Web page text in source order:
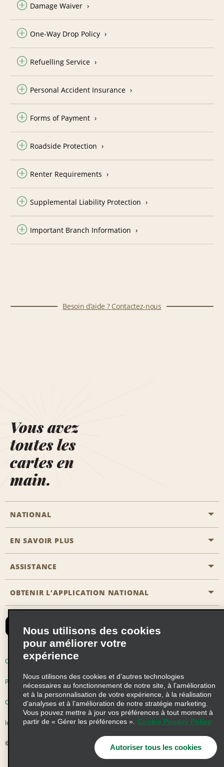
Damage Waiver
One-Way Drop Policy
Refuelling Service
Personal Accident Insurance
Forms of Payment
Roadside Protection
Renter Requirements
Supplemental Liability Protection
Important Branch Information
Besoin d’aide ? Contactez-nous
Vous avez
toutes les
cartes en
main.
NATIONAL
Passer une réservation
Solutions pour les professionnels
EN SAVOIR PLUS
Carrière
ASSISTANCE
Accessibilité
Nous contacter
Recevoir des offres par email
OBTENIR L’APPLICATION NATIONAL
Conditions d’utilisation
Politique d’utilisation des cookies
Choix de confidentialité
Information précontractuelle
© 2026 Enterprise Holdings, Inc. Tous droits réservés
Nous utilisons des cookies
pour améliorer votre
expérience
Nous utilisons des cookies et d’autres technologies
nécessaires au fonctionnement de notre site, à l’amélioration
et à la personnalisation de votre expérience, à la réalisation
d’analyses et à l’amélioration de notre stratégie marketing.
Vous pouvez mettre à jour vos préférences à tout moment à
partir de « Gérer les préférences ».
Cookie Privacy Policy
Autoriser tous les cookies